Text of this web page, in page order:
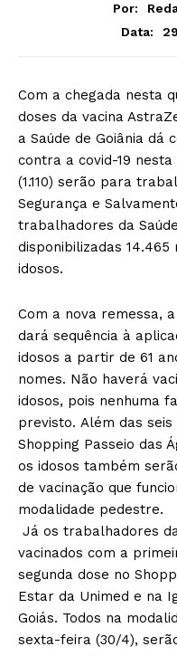
Por:
Data:
Com a chegada nesta
doses da vacina
a Saúde de Goiânia dá
contra a covid-19
(1.110) serão para
Segurança e
trabalhadores da
disponibilizadas
idosos.
Com a nova remessa,
dará sequência à
idosos a partir de 61
nomes. Não haverá
idosos, pois nenhuma
previsto. Além das
Shopping Passeio das
os idosos também
de vacinação que
modalidade pedestre.
Já os trabalhadores
vacinados com a
segunda dose no
Estar da Unimed e na
Goiás. Todos na
sexta-feira (30/4),